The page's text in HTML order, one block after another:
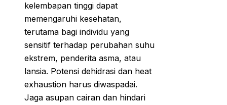
kelembapan tinggi dapat
memengaruhi kesehatan,
terutama bagi individu yang
sensitif terhadap perubahan suhu
ekstrem, penderita asma, atau
lansia. Potensi dehidrasi dan heat
exhaustion harus diwaspadai.
Jaga asupan cairan dan hindari